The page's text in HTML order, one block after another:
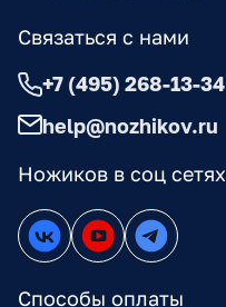
Ножиков в соц сетях
Способы оплаты
Связаться с нами
+7 (495) 268-13-34
help@nozhikov.ru